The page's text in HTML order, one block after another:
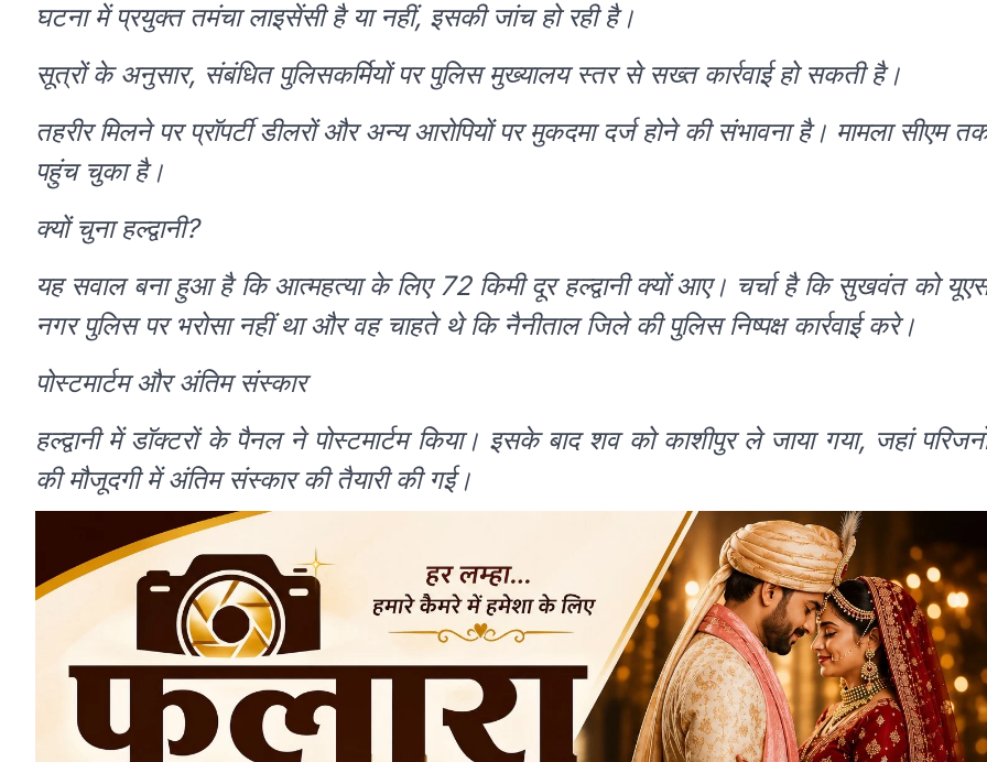
घटना में प्रयुक्त तमंचा लाइसेंसी है या नहीं, इसकी जांच हो रही है।
सूत्रों के अनुसार, संबंधित पुलिसकर्मियों पर पुलिस मुख्यालय स्तर से सख्त कार्रवाई हो सकती है।
तहरीर मिलने पर प्रॉपर्टी डीलरों और अन्य आरोपियों पर मुकदमा दर्ज होने की संभावना है। मामला सीएम
पहुंच चुका है।
क्यों चुना हल्द्वानी?
यह सवाल बना हुआ है कि आत्महत्या के लिए 72 किमी दूर हल्द्वानी क्यों आए। चर्चा है कि सुखवंत को
नगर पुलिस पर भरोसा नहीं था और वह चाहते थे कि नैनीताल जिले की पुलिस निष्पक्ष कार्रवाई करे।
पोस्टमार्टम और अंतिम संस्कार
हल्द्वानी में डॉक्टरों के पैनल ने पोस्टमार्टम किया। इसके बाद शव को काशीपुर ले जाया गया, जहां
की मौजूदगी में अंतिम संस्कार की तैयारी की गई।